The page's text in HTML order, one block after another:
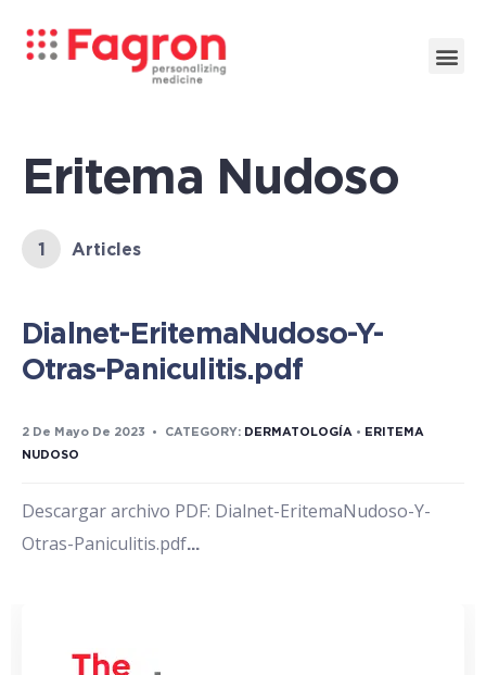
Eritema Nudoso
1 Articles
Dialnet-EritemaNudoso-Y-
Otras-Paniculitis.pdf
2 De Mayo De 2023 • CATEGORY: DERMATOLOGÍA • ERITEMA
NUDOSO
Descargar archivo PDF: Dialnet-EritemaNudoso-Y-
Otras-Paniculitis.pdf...